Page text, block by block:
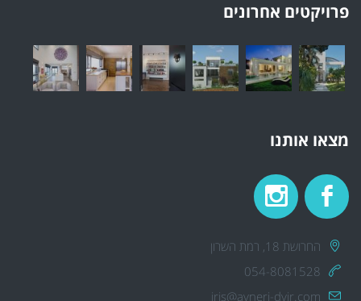
פרויקטים אחרונים
מצאו אותנו
החרושת 18, רמת השרון
054-8081528
iris@avneri-dvir.com